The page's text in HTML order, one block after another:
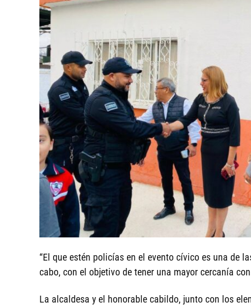
“El que estén policías en el evento cívico es una de
cabo, con el objetivo de tener una mayor cercanía
La alcaldesa y el honorable cabildo, junto con los